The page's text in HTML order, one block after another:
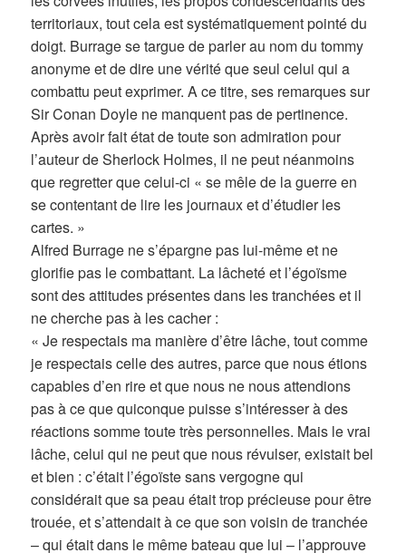
territoriaux, tout cela est systématiquement pointé du
doigt. Burrage se targue de parler au nom du tommy
anonyme et de dire une vérité que seul celui qui a
combattu peut exprimer. A ce titre, ses remarques sur
Sir Conan Doyle ne manquent pas de pertinence.
Après avoir fait état de toute son admiration pour
l’auteur de Sherlock Holmes, il ne peut néanmoins
que regretter que celui-ci « se mêle de la guerre en
se contentant de lire les journaux et d’étudier les
cartes. »
Alfred Burrage ne s’épargne pas lui-même et ne
glorifie pas le combattant. La lâcheté et l’égoïsme
sont des attitudes présentes dans les tranchées et il
ne cherche pas à les cacher :
« Je respectais ma manière d’être lâche, tout comme
je respectais celle des autres, parce que nous étions
capables d’en rire et que nous ne nous attendions
pas à ce que quiconque puisse s’intéresser à des
réactions somme toute très personnelles. Mais le vrai
lâche, celui qui ne peut que nous révulser, existait bel
et bien : c’était l’égoïste sans vergogne qui
considérait que sa peau était trop précieuse pour être
trouée, et s’attendait à ce que son voisin de tranchée
– qui était dans le même bateau que lui – l’approuve